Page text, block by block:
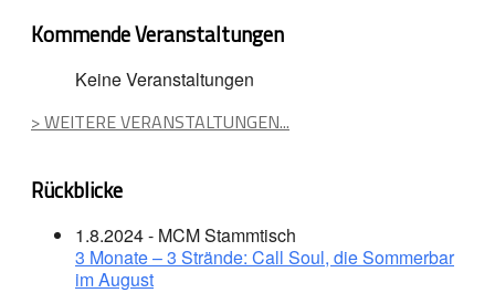
Kommende Veranstaltungen
Keine Veranstaltungen
> WEITERE VERANSTALTUNGEN...
Rückblicke
1.8.2024 - MCM Stammtisch
3 Monate – 3 Strände: Call Soul, die Sommerbar
im August